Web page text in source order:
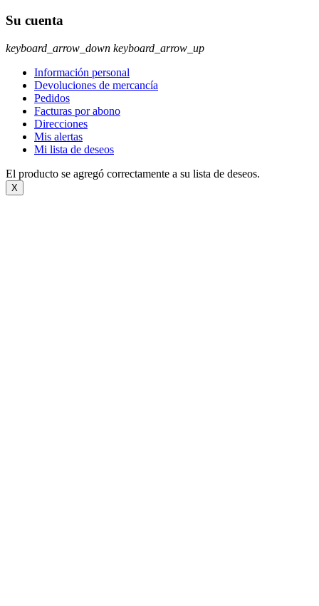
Su cuenta
keyboard_arrow_down keyboard_arrow_up
Información personal
Devoluciones de mercancía
Pedidos
Facturas por abono
Direcciones
Mis alertas
Mi lista de deseos
El producto se agregó correctamente a su lista de deseos.
X